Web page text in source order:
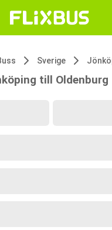
Sverige
till Oldenburg